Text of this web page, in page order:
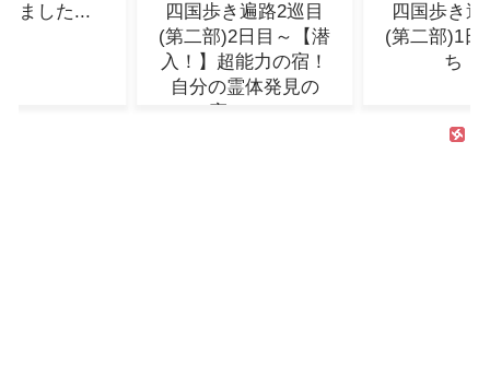
遍路2巡目
四国歩き遍路2巡目
(第二部)1日目～旅立
ち！...
【備忘録
ゃなくな